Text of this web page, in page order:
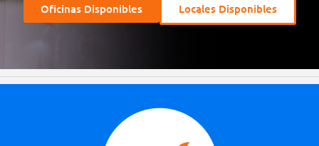
Oficinas Disponibles Locales Disponibles